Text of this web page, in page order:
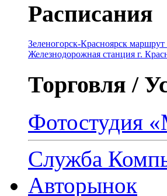
Расписания
Зеленогорск-Красноярск
Железнодорожная станция г.
Торговля /
Фотостудия
Служба
Авторынок